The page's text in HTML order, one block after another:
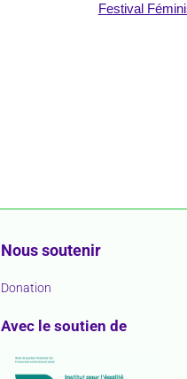
Festival
Nous soutenir
Donation
Avec le soutien de